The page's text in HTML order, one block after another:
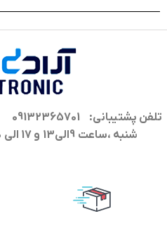
تلفن پشتیبانی: 09132365701
شنبه ،ساعت 9الی13 و 17 الی 20 پاسخگوی شما هستیم